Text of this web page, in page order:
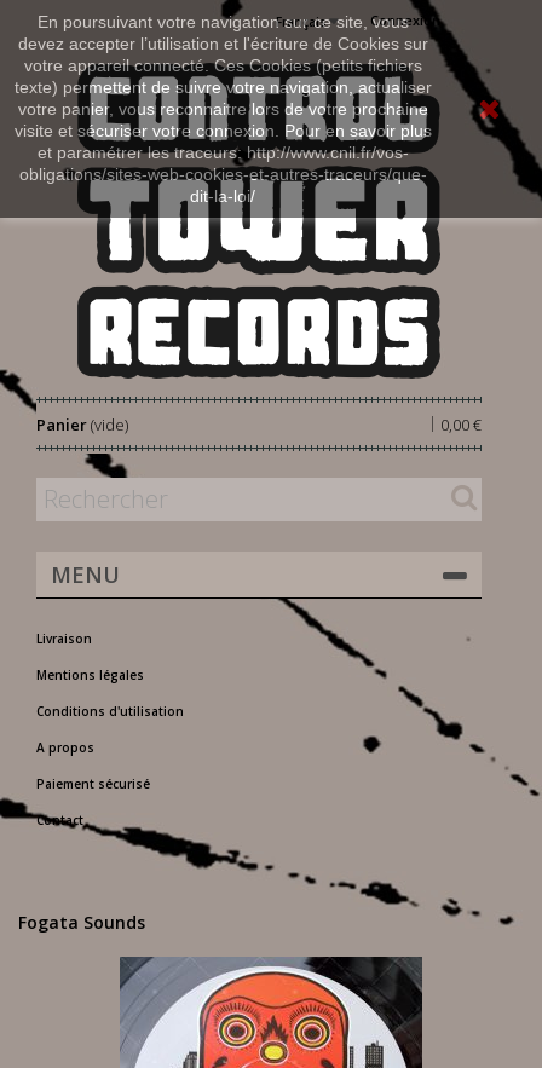
En poursuivant votre navigation sur ce site, vous
devez accepter l’utilisation et l'écriture de Cookies sur
votre appareil connecté. Ces Cookies (petits fichiers
texte) permettent de suivre votre navigation, actualiser
votre panier, vous reconnaitre lors de votre prochaine
visite et sécuriser votre connexion. Pour en savoir plus
et paramétrer les traceurs: http://www.cnil.fr/vos-
obligations/sites-web-cookies-et-autres-traceurs/que-
dit-la-loi/
Connexion
Français
Panier 0,00 €
|
(vide)
MENU
Livraison
Mentions légales
Conditions d'utilisation
A propos
Paiement sécurisé
Contact
Fogata Sounds